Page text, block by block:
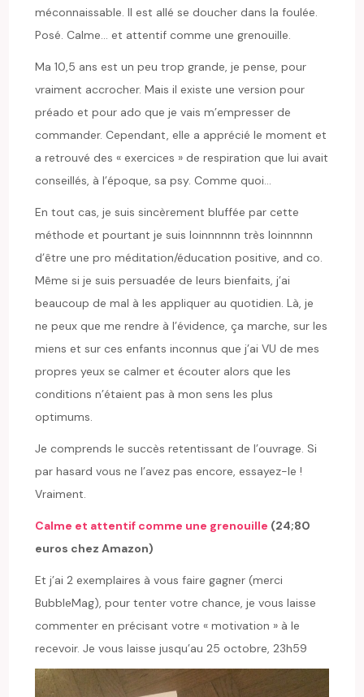
méconnaissable. Il est allé se doucher dans la foulée.
Posé. Calme… et attentif comme une grenouille.
Ma 10,5 ans est un peu trop grande, je pense, pour
vraiment accrocher. Mais il existe une version pour
préado et pour ado que je vais m’empresser de
commander. Cependant, elle a apprécié le moment et
a retrouvé des « exercices » de respiration que lui avait
conseillés, à l’époque, sa psy. Comme quoi…
En tout cas, je suis sincèrement bluffée par cette
méthode et pourtant je suis loinnnnnn très loinnnnn
d’être une pro méditation/éducation positive, and co.
Même si je suis persuadée de leurs bienfaits, j’ai
beaucoup de mal à les appliquer au quotidien. Là, je
ne peux que me rendre à l’évidence, ça marche, sur les
miens et sur ces enfants inconnus que j’ai VU de mes
propres yeux se calmer et écouter alors que les
conditions n’étaient pas à mon sens les plus
optimums.
Je comprends le succès retentissant de l’ouvrage. Si
par hasard vous ne l’avez pas encore, essayez-le !
Vraiment.
Calme et attentif comme une grenouille (24;80
euros chez Amazon)
Et j’ai 2 exemplaires à vous faire gagner (merci
BubbleMag), pour tenter votre chance, je vous laisse
commenter en précisant votre « motivation » à le
recevoir. Je vous laisse jusqu’au 25 octobre, 23h59